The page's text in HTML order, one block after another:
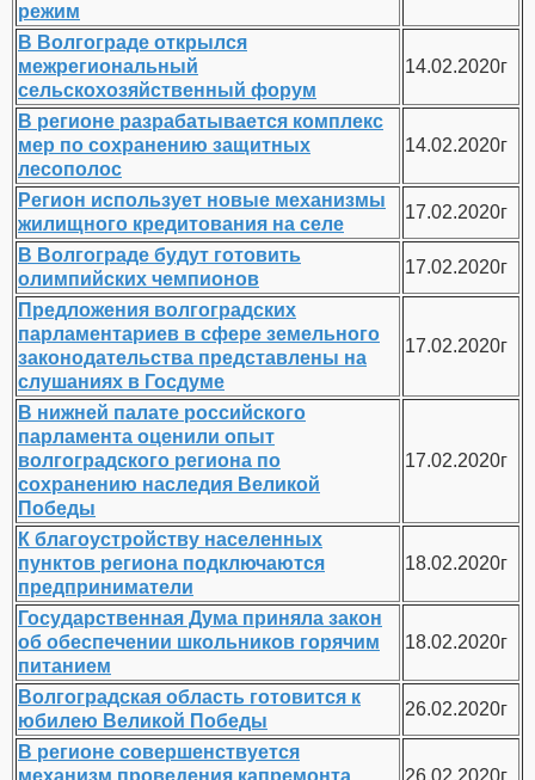
режим
В Волгограде открылся
межрегиональный
сельскохозяйственный форум
14.02.2020г
В регионе разрабатывается комплекс
мер по сохранению защитных
лесополос
14.02.2020г
Регион использует новые механизмы
жилищного кредитования на селе
17.02.2020г
В Волгограде будут готовить
олимпийских чемпионов
17.02.2020г
Предложения волгоградских
парламентариев в сфере земельного
законодательства представлены на
слушаниях в Госдуме
17.02.2020г
В нижней палате российского
парламента оценили опыт
волгоградского региона по
сохранению наследия Великой
Победы
17.02.2020г
К благоустройству населенных
пунктов региона подключаются
предприниматели
18.02.2020г
Государственная Дума приняла закон
об обеспечении школьников горячим
питанием
18.02.2020г
Волгоградская область готовится к
юбилею Великой Победы
26.02.2020г
В регионе совершенствуется